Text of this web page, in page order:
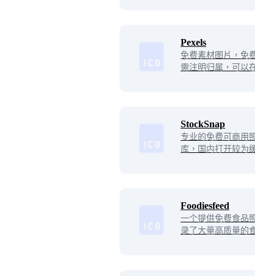
Pexels
免费素材图片，免
需注明归属，可以
StockSnap
专业的免费可商用
库，国内打开较为
Foodiesfeed
一个提供免费食品
录了大量高质量的